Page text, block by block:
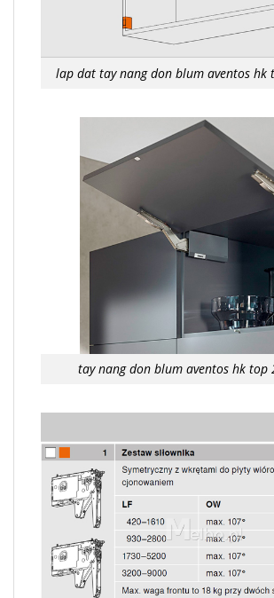
lap dat tay nang don blum aventos hk
tay nang don blum aventos hk top